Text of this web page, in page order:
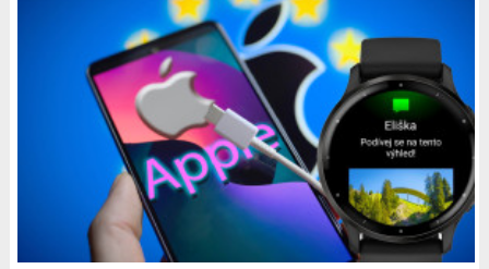
Finálka pro Epix a Fénix 7: Nový komunikátor
Garmin Messenger a nalezení ztraceného